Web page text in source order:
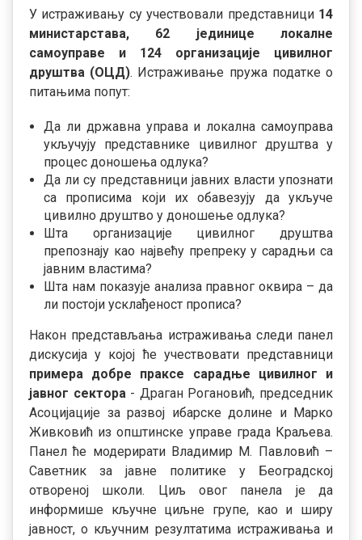
У истраживању су учествовали представници 14
министарстава, 62 јединице локалне
самоуправе и 124 организације цивилног
друштва (ОЦД). Истраживање пружа податке о
питањима попут:
Да ли државна управа и локална самоуправа
укључујy представнике цивилног друштва у
процес доношења одлука?
Да ли су представници јавних власти упознати
са прописима који их обавезују да укључе
цивилно друштво у доношење одлука?
Шта организације цивилног друштва
препознају као највећу препреку у сарадњи са
јавним властима?
Шта нам показује анализа правног оквира – да
ли постоји усклађеност прописа?
Након представљања истраживања следи панел
дискусија у којој ће учествовати представници
примера добре праксе сарадње цивилног и
јавног сектора- Драган Рогановић, председник
Асоцијације за развој ибарске долине и Марко
Живковић из општинске управе града Краљева.
Панел ће модерирати Владимир М. Павловић –
Саветник за јавне политике у Београдској
отвореној школи. Циљ овог панела је да
информише кључне циљне групе, као и ширу
јавност, о кључним резултатима истраживања и